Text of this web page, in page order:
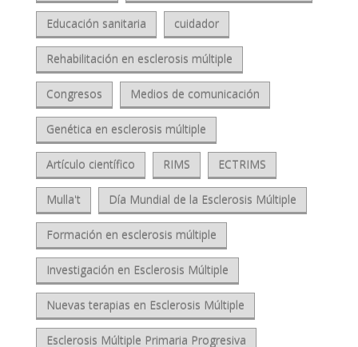
Educación sanitaria cuidador
Rehabilitación en esclerosis múltiple
Congresos Medios de comunicación
Genética en esclerosis múltiple
Artículo científico RIMS ECTRIMS
Mulla't Día Mundial de la Esclerosis Múltiple
Formación en esclerosis múltiple
Investigación en Esclerosis Múltiple
Nuevas terapias en Esclerosis Múltiple
Esclerosis Múltiple Primaria Progresiva